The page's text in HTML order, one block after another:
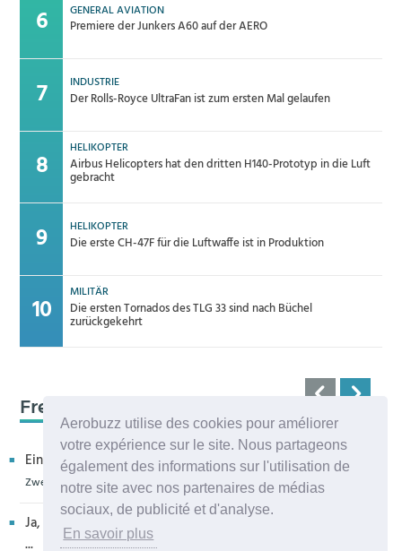
Aerobuzz utilise des cookies pour améliorer
votre expérience sur le site. Nous partageons
également des informations sur l'utilisation de
notre site avec nos partenaires de médias
sociaux, de publicité et d'analyse.
En savoir plus
GENERAL AVIATION
Premiere der Junkers A60 auf der AERO
INDUSTRIE
Der Rolls-Royce UltraFan ist zum ersten Mal gelaufen
HELIKOPTER
Airbus Helicopters hat den dritten H140-Prototyp in die Luft
gebracht
HELIKOPTER
Die erste CH-47F für die Luftwaffe ist in Produktion
MILITÄR
Die ersten Tornados des TLG 33 sind nach Büchel
zurückgekehrt
Frequenz 123,45
Ein kritischer Leser bedankt sich für die Aufnahme in eur...
Zweiter H160M-Prototyp fliegt
Ja, sehr bedauerlich diese Entwicklung, die allenthalben um
...